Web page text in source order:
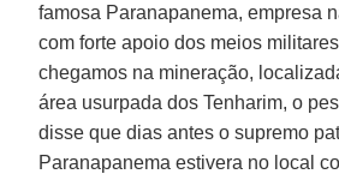
famosa Paranapanema, empresa
com forte apoio dos meios
chegamos na mineração,
área usurpada dos Tenharim, o
disse que dias antes o supremo
Paranapanema estivera no local